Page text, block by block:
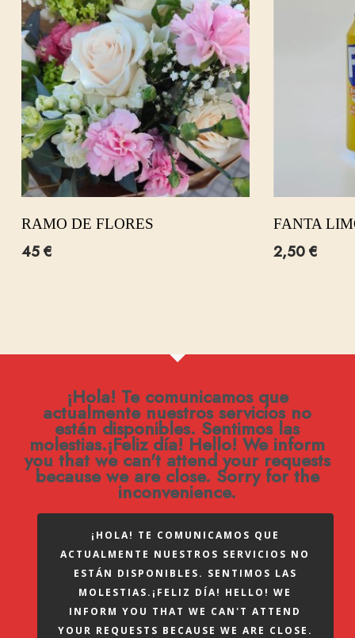
RAMO DE FLORES
45€
FANTA
2,50€
¡Hola! Te comunicamos que
actualmente nuestros servicios no
están disponibles. Sentimos las
molestias.¡Feliz día! Hello! We inform
you that we can't attend your requests
because we are close. Sorry for the
inconvenience.
¡HOLA! TE COMUNICAMOS QUE
ACTUALMENTE NUESTROS SERVICIOS NO
ESTÁN DISPONIBLES. SENTIMOS LAS
MOLESTIAS.¡FELIZ DÍA! HELLO! WE
INFORM YOU THAT WE CAN'T ATTEND
YOUR REQUESTS BECAUSE WE ARE CLOSE.